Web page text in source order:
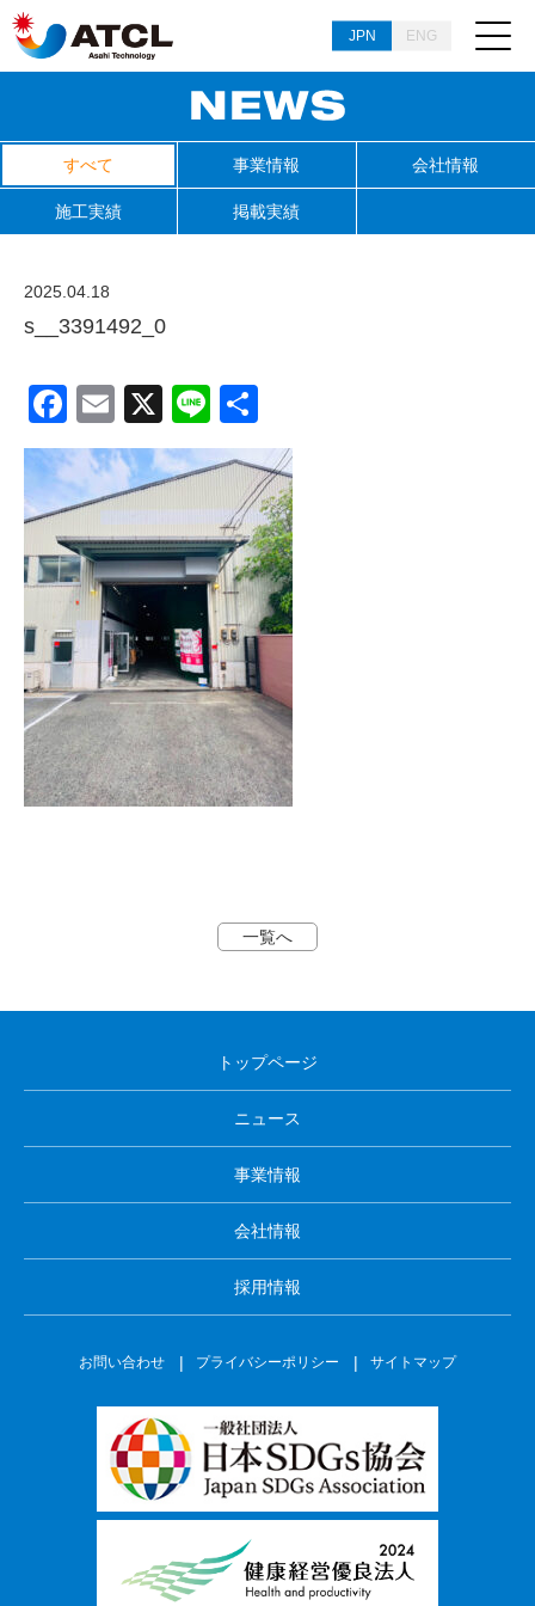
JPN ENG
すべて 事業情報 会社情報
施工実績 掲載実績
2025.04.18
s__3391492_0
Facebook
Email
X Line
有
一覧へ
トップページ
ニュース
事業情報
会社情報
採用情報
お問い合わせ プライバシーポリシー サイトマップ